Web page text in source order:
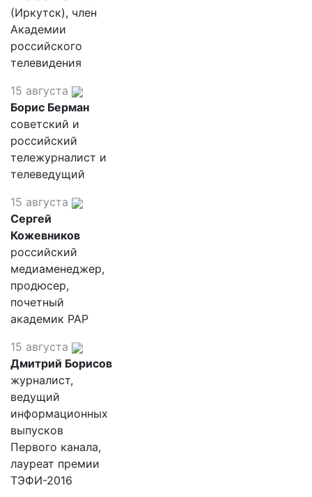
(Иркутск), член
Академии
российского
телевидения
15 августа
Борис Берман
советский и
российский
тележурналист и
телеведущий
15 августа
Сергей
Кожевников
российский
медиаменеджер,
продюсер,
почетный
академик РАР
15 августа
Дмитрий Борисов
журналист,
ведущий
информационных
выпусков
Первого канала,
лауреат премии
ТЭФИ-2016